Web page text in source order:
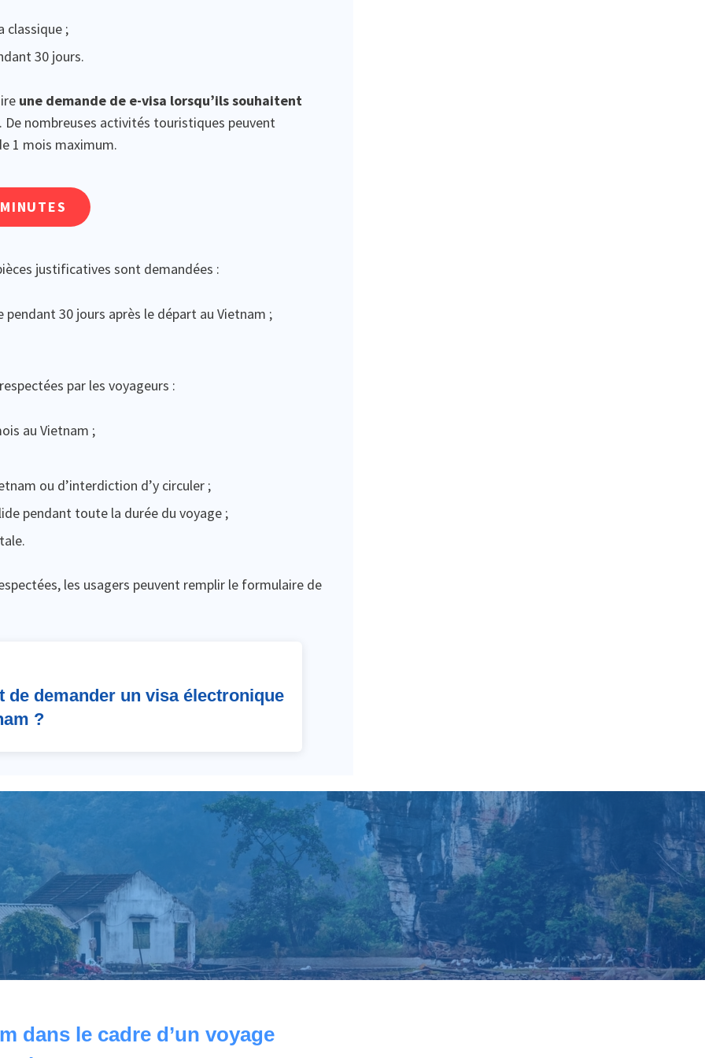
classique ;
30 jours.
une demande de e-visa lorsqu’ils souhaitent
De nombreuses activités touristiques peuvent
1 mois maximum.
justificatives sont demandées :
30 jours après le départ au Vietnam ;
par les voyageurs :
au Vietnam ;
ou d’interdiction d’y circuler ;
pendant toute la durée du voyage ;
les usagers peuvent remplir le formulaire de
de demander un visa électronique
?
dans le cadre d’un voyage